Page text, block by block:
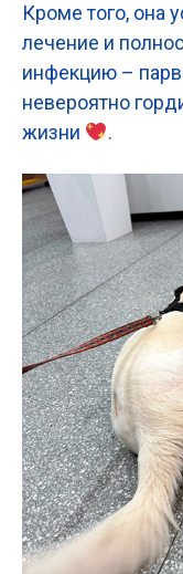
Кроме того, она
лечение и
инфекцию –
невероятно
жизни
.